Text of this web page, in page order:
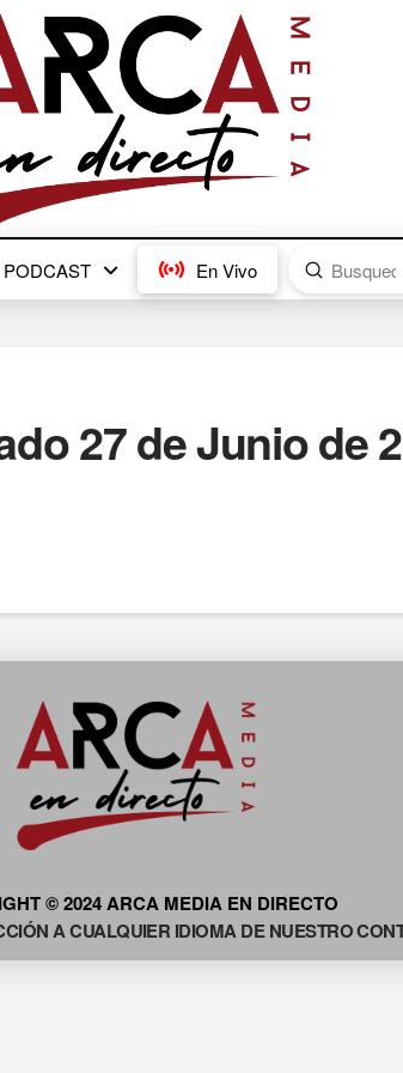
PODCAST En Vivo
Search
Submit
27 de Junio de
© 2024 ARCA MEDIA EN DIRECTO
A CUALQUIER IDIOMA DE NUESTRO